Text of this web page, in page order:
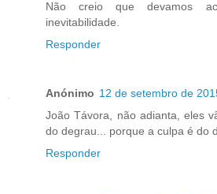
Não creio que devamos
inevitabilidade.
Responder
Anónimo 12 de setembro de
João Távora, não adianta, eles
do degrau... porque a culpa é do
Responder